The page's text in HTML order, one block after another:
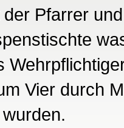
Pfarrer
Vier durch